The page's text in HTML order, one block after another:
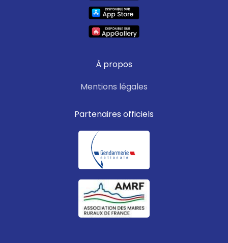
À propos
Mentions légales
Partenaires officiels